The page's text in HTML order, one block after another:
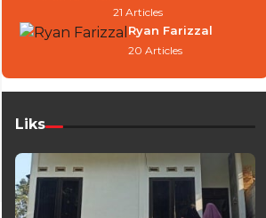
21 Articles
Ryan Farizzal
20 Articles
Liks